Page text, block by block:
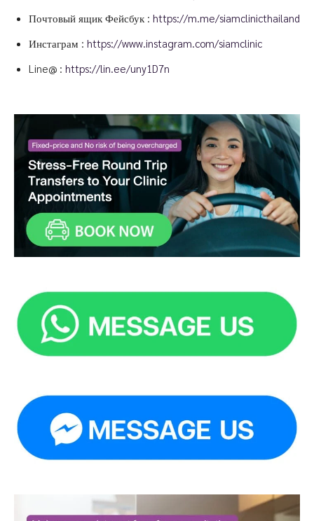
Почтовый ящик Фейсбук : https://m.me/siamclinicthailand
Инстаграм : https://www.instagram.com/siamclinic
Line@ : https://lin.ee/uny1D7n